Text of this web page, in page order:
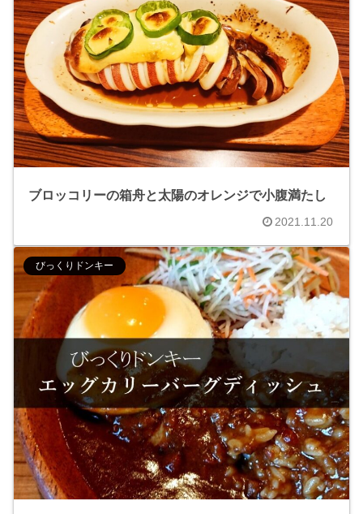
ブロッコリーの箱舟と太陽のオレンジで小腹満たし
2021.11.20
びっくりドンキー